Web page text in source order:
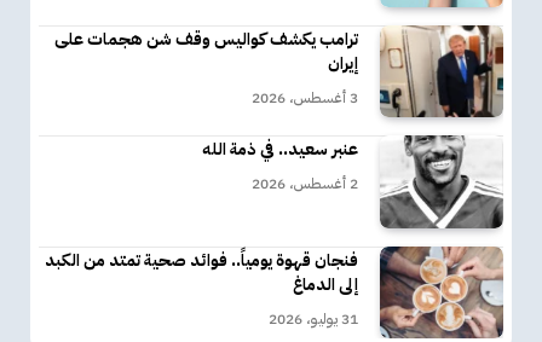
ترامب يكشف كواليس وقف شن هجمات على
إيران
3 أغسطس، 2026
عنبر سعيد.. في ذمة الله
2 أغسطس، 2026
فنجان قهوة يومياً.. فوائد صحية تمتد من الكبد
إلى الدماغ
31 يوليو، 2026